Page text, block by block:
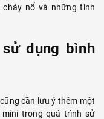
nổ và những tình
dụng bình
cần lưu ý thêm một
trong quá trình sử